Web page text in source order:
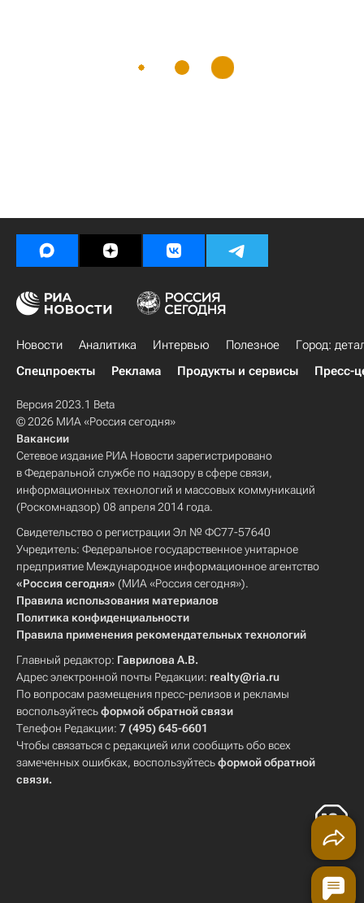
Новости Аналитика Интервью Полезное
Город:
Спецпроекты
Реклама Продукты и сервисы Пресс-
Версия 2023.1 Beta
© 2026 МИА «Россия сегодня»
Вакансии
Сетевое издание РИА Новости зарегистрировано
в Федеральной службе по надзору в сфере связи,
информационных технологий и массовых коммуникаций
(Роскомнадзор) 08 апреля 2014 года.
Свидетельство о регистрации Эл № ФС77-57640
Учредитель: Федеральное государственное унитарное
предприятие Международное информационное агентство
«Россия сегодня» (МИА «Россия сегодня»).
Правила использования материалов
Политика конфиденциальности
Правила применения рекомендательных технологий
Главный редактор: Гаврилова А.В.
Адрес электронной почты Редакции: realty@ria.ru
По вопросам размещения пресс-релизов и рекламы
воспользуйтесьформой обратной связи
Телефон Редакции: 7 (495) 645-6601
Чтобы связаться с редакцией или сообщить обо всех
замеченных ошибках, воспользуйтесьформой обратной
связи.